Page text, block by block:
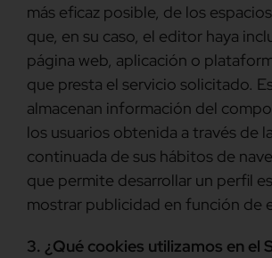
más eficaz posible, de los
que, en su caso, el editor haya
página web, aplicación o
que presta el servicio solicitado.
almacenan información del
los usuarios obtenida a través de
continuada de sus hábitos de
que permite desarrollar un perfil
mostrar publicidad en función de
3. ¿Qué cookies utilizamos en el